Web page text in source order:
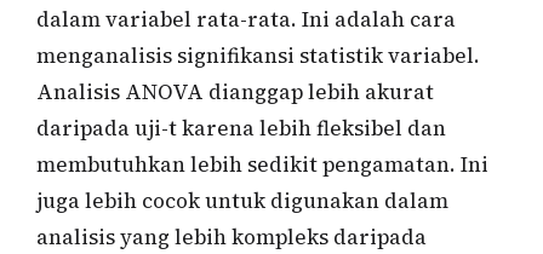
dalam variabel rata-rata. Ini adalah cara
menganalisis signifikansi statistik variabel.
Analisis ANOVA dianggap lebih akurat
daripada uji-t karena lebih fleksibel dan
membutuhkan lebih sedikit pengamatan. Ini
juga lebih cocok untuk digunakan dalam
analisis yang lebih kompleks daripada